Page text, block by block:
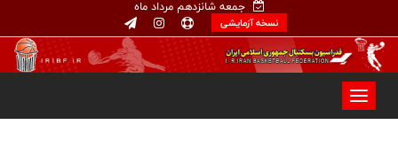
جمعه شانزدهم مرداد ماه
نسخه آزمایشی